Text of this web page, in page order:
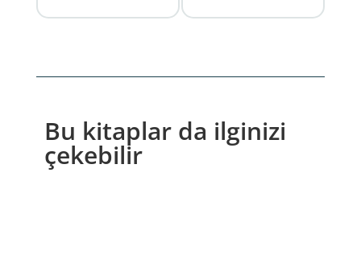
343,00₺.
andaki
Bu kitaplar da ilginizi
çekebilir